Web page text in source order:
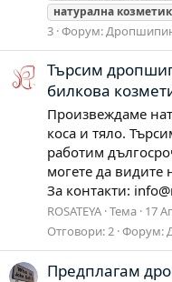
натурална
3 Форум:
Търсим
билкова
Произвеждаме
коса и тяло.
работим
могете да видите
За контакти:
ROSATEYA Тема 17
Отговори: 2 Форум:
Предплагам